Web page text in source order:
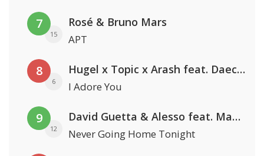
7
15
Rosé & Bruno Mars
APT
8
6
Hugel x Topic x Arash feat. Daecolm
I Adore You
9
12
David Guetta & Alesso feat. Madison Love
Never Going Home Tonight